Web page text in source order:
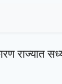
राज्यात